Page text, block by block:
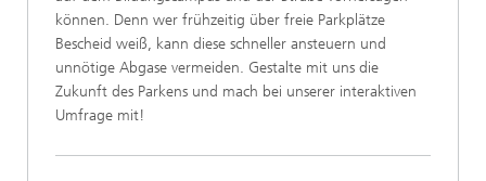
können. Denn wer frühzeitig über freie Parkplätze
Bescheid weiß, kann diese schneller ansteuern und
unnötige Abgase vermeiden. Gestalte mit uns die
Zukunft des Parkens und mach bei unserer interaktiven
Umfrage mit!